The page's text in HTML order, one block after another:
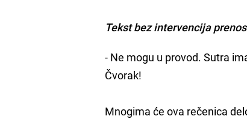
Tekst bez intervencija
- Ne mogu u provod. Sutra
Čvorak!
Mnogima će ova rečenica